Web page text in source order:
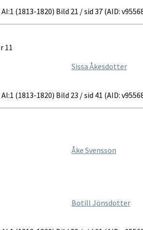
(1813-1820) Bild 21 / sid 37 (AID:
11
Sissa Åkesdotter
(1813-1820) Bild 23 / sid 41 (AID:
Åke Svensson
Botill Jönsdotter